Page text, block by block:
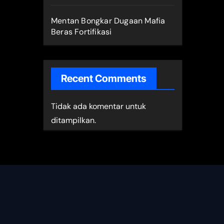
Mentan Bongkar Dugaan Mafia
Beras Fortifikasi
Recent Comments
Tidak ada komentar untuk
ditampilkan.